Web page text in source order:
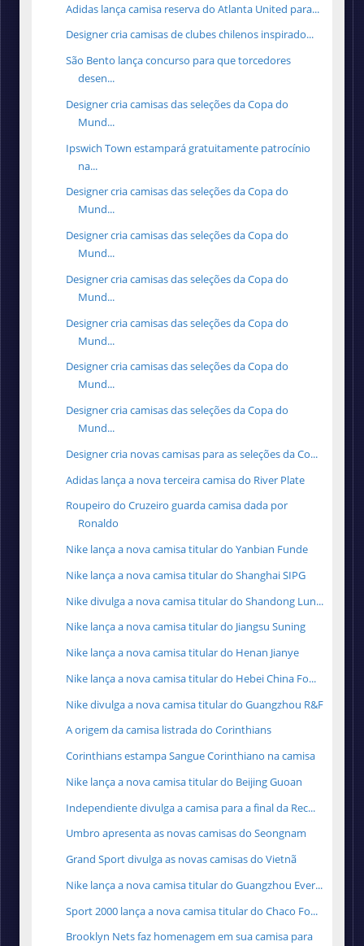
Adidas lança camisa reserva do Atlanta United para...
Designer cria camisas de clubes chilenos inspirado...
São Bento lança concurso para que torcedores
desen...
Designer cria camisas das seleções da Copa do
Mund...
Ipswich Town estampará gratuitamente patrocínio
na...
Designer cria camisas das seleções da Copa do
Mund...
Designer cria camisas das seleções da Copa do
Mund...
Designer cria camisas das seleções da Copa do
Mund...
Designer cria camisas das seleções da Copa do
Mund...
Designer cria camisas das seleções da Copa do
Mund...
Designer cria camisas das seleções da Copa do
Mund...
Designer cria novas camisas para as seleções da Co...
Adidas lança a nova terceira camisa do River Plate
Roupeiro do Cruzeiro guarda camisa dada por
Ronaldo
Nike lança a nova camisa titular do Yanbian Funde
Nike lança a nova camisa titular do Shanghai SIPG
Nike divulga a nova camisa titular do Shandong Lun...
Nike lança a nova camisa titular do Jiangsu Suning
Nike lança a nova camisa titular do Henan Jianye
Nike lança a nova camisa titular do Hebei China Fo...
Nike divulga a nova camisa titular do Guangzhou R&F
A origem da camisa listrada do Corinthians
Corinthians estampa Sangue Corinthiano na camisa
Nike lança a nova camisa titular do Beijing Guoan
Independiente divulga a camisa para a final da Rec...
Umbro apresenta as novas camisas do Seongnam
Grand Sport divulga as novas camisas do Vietnã
Nike lança a nova camisa titular do Guangzhou Ever...
Sport 2000 lança a nova camisa titular do Chaco Fo...
Brooklyn Nets faz homenagem em sua camisa para